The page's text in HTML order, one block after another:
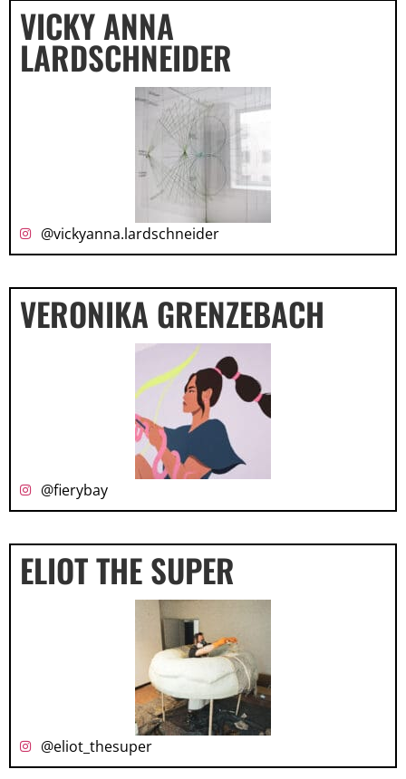
VICKY ANNA
LARDSCHNEIDER
@vickyanna.lardschneider
VERONIKA GRENZEBACH
@fierybay
ELIOT THE SUPER
@eliot_thesuper